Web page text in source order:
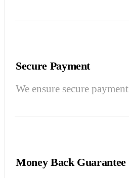
Secure Payment
We ensure secure payment
Money Back Guarantee